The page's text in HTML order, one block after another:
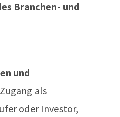
Branchen- und
und
als
oder Investor,